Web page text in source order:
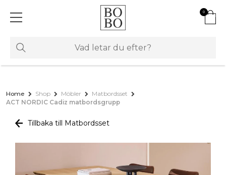
0
Home Shop Möbler
Matbordsset
ACT NORDIC Cadiz matbordsgrupp
Tillbaka till Matbordsset